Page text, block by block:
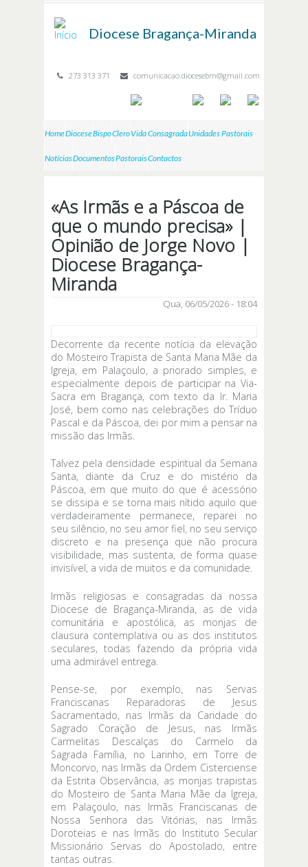
Diocese Bragança-Miranda
273 313 371 comunicacao.diocesebm@gmail.com
HomeDioceseBispoCleroVida ConsagradaUnidades Pastorais
NotíciasDocumentosPastoraisContactos
«As Irmãs e a Páscoa de
que o mundo precisa» |
Opinião de Jorge Novo |
Diocese Bragança-
Miranda
Qua, 06/05/2026 - 18:04
Decorrente da recente notícia da elevação
do Mosteiro Trapista de Santa Maria Mãe da
Igreja, em Palaçoulo, a priorado simples, e
especialmente depois de participar na Via-
Sacra em Bragança, com texto da Ir. Maria
José, bem como nas celebrações do Tríduo
Pascal e da Páscoa, dei por mim a pensar na
missão das Irmãs.
Talvez pela densidade espiritual da Semana
Santa, diante da Cruz e do mistério da
Páscoa, em que muito do que é acessório
se dissipa e se torna mais nítido aquilo que
verdadeiramente permanece, reparei no
seu silêncio, no seu amor fiel, no seu serviço
discreto e na presença que não procura
visibilidade, mas sustenta, de forma quase
invisível, a vida de muitos e da comunidade.
Irmãs religiosas e consagradas da nossa
Diocese de Bragança-Miranda, as de vida
comunitária e apostólica, as monjas de
clausura contemplativa ou as dos institutos
seculares, todas fazendo da própria vida
uma admirável entrega.
Pense-se, por exemplo, nas Servas
Franciscanas Reparadoras de Jesus
Sacramentado, nas Irmãs da Caridade do
Sagrado Coração de Jesus, nas Irmãs
Carmelitas Descalças do Carmelo da
Sagrada Família, no Larinho, em Torre de
Moncorvo, nas Irmãs da Ordem Cisterciense
da Estrita Observância, as monjas trapistas
do Mosteiro de Santa Maria Mãe da Igreja,
em Palaçoulo, nas Irmãs Franciscanas de
Nossa Senhora das Vitórias, nas Irmãs
Doroteias e nas Irmãs do Instituto Secular
Missionário Servas do Apostolado, entre
tantas outras.